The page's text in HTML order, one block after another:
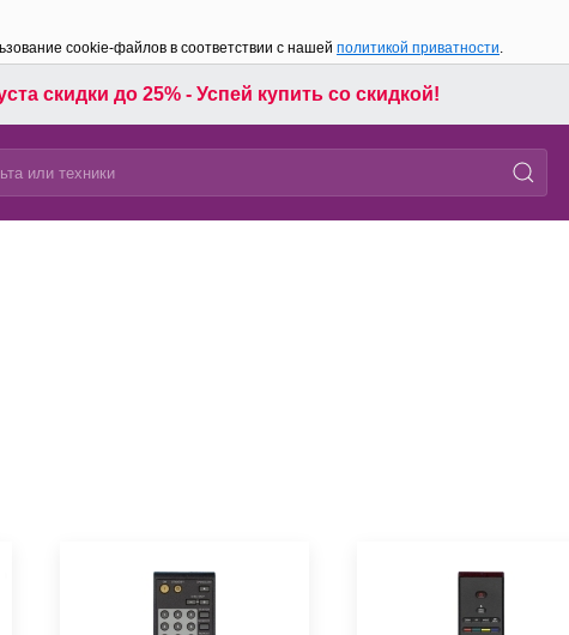
cookie-файлов в соответствии с нашей политикой приватности.
скидки до 25% - Успей купить со скидкой!